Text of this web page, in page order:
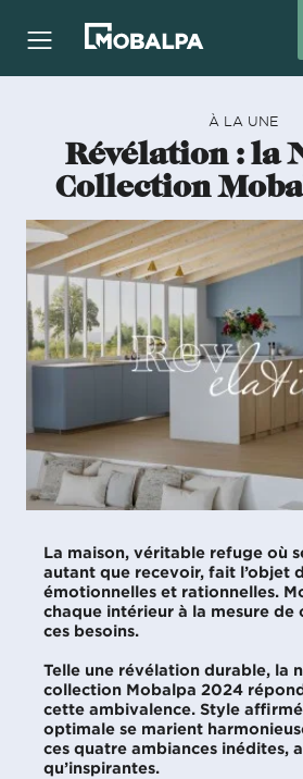
À LA UNE
Révélation : la
Collection
La maison, véritable refuge où
autant que recevoir, fait l’objet
émotionnelles et rationnelles.
chaque intérieur à la mesure de
ces besoins.
Telle une révélation durable, la
collection Mobalpa 2024
cette ambivalence. Style
optimale se marient
ces quatre ambiances inédites,
qu’inspirantes.